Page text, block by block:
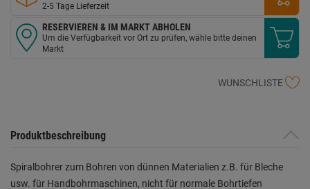
2-5 Tage Lieferzeit
RESERVIEREN & IM MARKT ABHOLEN
Um die Verfügbarkeit vor Ort zu prüfen, wähle bitte deinen
Markt
WUNSCHLISTE
Produktbeschreibung
Spiralbohrer zum Bohren von dünnen Materialien z.B. für Bleche
usw. für Handbohrmaschinen, nicht für normale Bohrtiefen